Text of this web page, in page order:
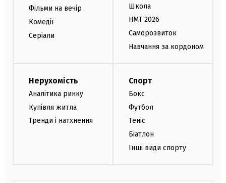
Фільми на вечір
Комедії
Серіали
Школа
НМТ 2026
Саморозвиток
Навчання за кордоном
Нерухомість
Аналітика ринку
Купівля житла
Тренди і натхнення
Спорт
Бокс
Футбол
Теніс
Біатлон
Інші види спорту